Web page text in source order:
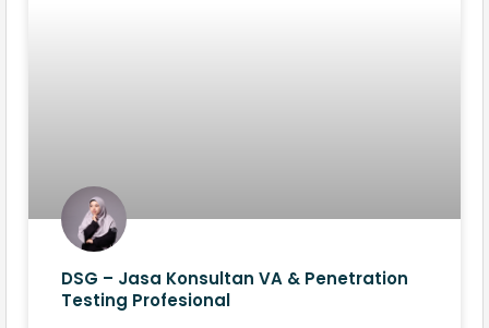
DSG – Jasa Konsultan VA & Penetration
Testing Profesional